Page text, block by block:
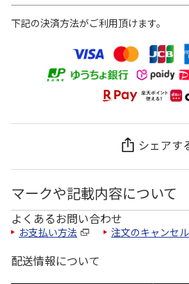
下記の決済方法がご利用頂けます。
シェアす
マークや記載内容について
よくあるお問い合わせ
お支払い方法 注文のキャンセ
配送情報について